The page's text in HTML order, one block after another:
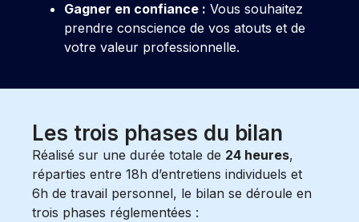
Gagner en confiance : Vous souhaitez
prendre conscience de vos atouts et de
votre valeur professionnelle.
Les trois phases du bilan
Réalisé sur une durée totale de 24 heures,
réparties entre 18h d’entretiens individuels et
6h de travail personnel, le bilan se déroule en
trois phases réglementées :